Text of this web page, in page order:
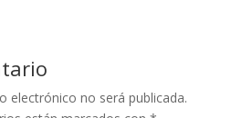
electrónico no será publicada.